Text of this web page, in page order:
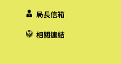
局長信箱
相關連結